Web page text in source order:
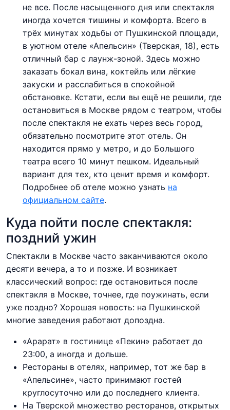
не все. После насыщенного дня или спектакля
иногда хочется тишины и комфорта. Всего в
трёх минутах ходьбы от Пушкинской площади,
в уютном отеле «Апельсин» (Тверская, 18), есть
отличный бар с лаунж-зоной. Здесь можно
заказать бокал вина, коктейль или лёгкие
закуски и расслабиться в спокойной
обстановке. Кстати, если вы ещё не решили, где
остановиться в Москве рядом с театром, чтобы
после спектакля не ехать через весь город,
обязательно посмотрите этот отель. Он
находится прямо у метро, и до Большого
театра всего 10 минут пешком. Идеальный
вариант для тех, кто ценит время и комфорт.
Подробнее об отеле можно узнать на
официальном сайте.
Куда пойти после спектакля:
поздний ужин
Спектакли в Москве часто заканчиваются около
десяти вечера, а то и позже. И возникает
классический вопрос: где остановиться после
спектакля в Москве, точнее, где поужинать, если
уже поздно? Хорошая новость: на Пушкинской
многие заведения работают допоздна.
«Арарат» в гостинице «Пекин» работает до
23:00, а иногда и дольше.
Рестораны в отелях, например, тот же бар в
«Апельсине», часто принимают гостей
круглосуточно или до последнего клиента.
На Тверской множество ресторанов, открытых